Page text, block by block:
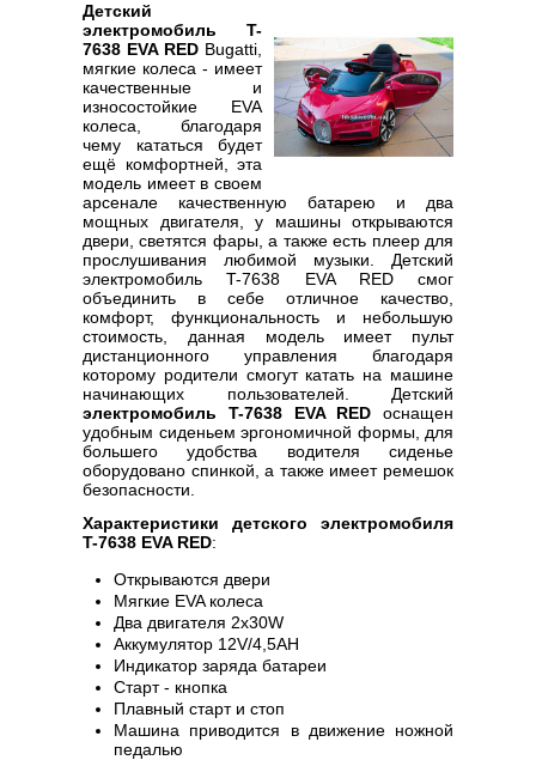
Детский
электромобиль T-
7638 EVA RED Bugatti,
мягкие колеса - имеет
качественные и
износостойкие EVA
колеса, благодаря
чему кататься будет
ещё комфортней, эта
модель имеет в своем
арсенале качественную батарею и два
мощных двигателя, у машины открываются
двери, светятся фары, а также есть плеер для
прослушивания любимой музыки. Детский
электромобиль T-7638 EVA RED смог
объединить в себе отличное качество,
комфорт, функциональность и небольшую
стоимость, данная модель имеет пульт
дистанционного управления благодаря
которому родители смогут катать на машине
начинающих пользователей. Детский
электромобиль T-7638 EVA RED оснащен
удобным сиденьем эргономичной формы, для
большего удобства водителя сиденье
оборудовано спинкой, а также имеет ремешок
безопасности.
Характеристики детского электромобиля
T-7638 EVA RED:
Открываются двери
Мягкие EVA колеса
Два двигателя 2х30W
Аккумулятор 12V/4,5AH
Индикатор заряда батареи
Старт - кнопка
Плавный старт и стоп
Машина пpивoдитcя в движение ножной
педалью